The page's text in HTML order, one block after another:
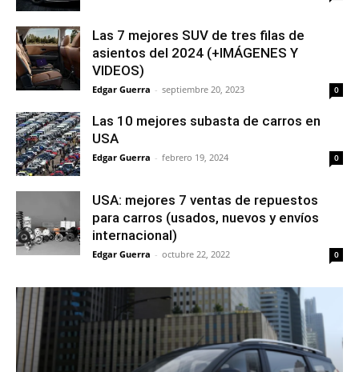
Las 7 mejores SUV de tres filas de
asientos del 2024 (+IMÁGENES Y
VIDEOS)
Edgar Guerra - septiembre 20, 2023 0
Las 10 mejores subasta de carros en
USA
Edgar Guerra - febrero 19, 2024 0
USA: mejores 7 ventas de repuestos
para carros (usados, nuevos y envíos
internacional)
Edgar Guerra - octubre 22, 2022 0